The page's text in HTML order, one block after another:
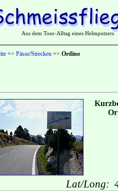
Aus dem Tour-Alltag eines Helmputzers
=> Pässe/Strecken => Ordino
Lat/Long: